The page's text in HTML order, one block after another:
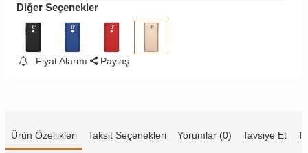
Diğer Seçenekler
Fiyat Alarmı Paylaş
Ürün Özellikleri Taksit Seçenekleri Yorumlar (0) Tavsiye Et